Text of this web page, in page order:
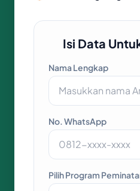
Isi Data
Nama Lengkap
No. WhatsApp
Pilih Program